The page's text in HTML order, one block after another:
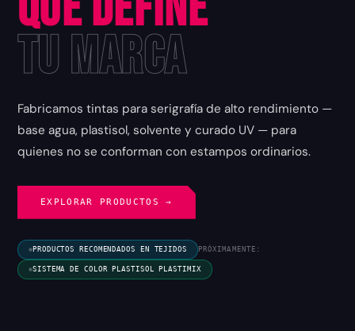
tu Marca
Fabricamos tintas para serigrafía de alto rendimiento —
base agua, plastisol, solvente y curado UV — para
quienes no se conforman con estampos ordinarios.
EXPLORAR PRODUCTOS →
PRODUCTOS RECOMENDADOS EN TEJIDOS PRÓXIMAMENTE:
SISTEMA DE COLOR PLASTISOL PLASTIMIX